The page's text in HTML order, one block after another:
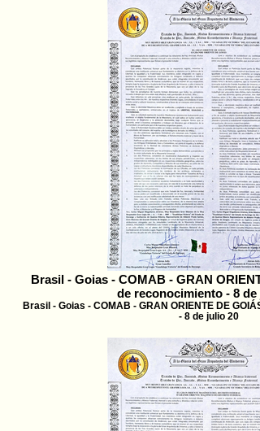
Brasil - Goias - COMAB - GRAN
de reconocimiento - 8 de
Brasil - Goias - COMAB - GRAN ORIENTE DE
- 8 de julio 20